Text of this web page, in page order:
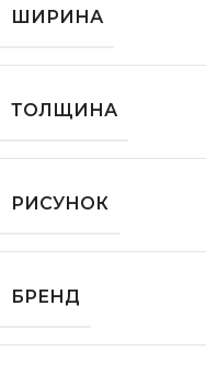
ШИРИНА
ТОЛЩИНА
РИСУНОК
БРЕНД